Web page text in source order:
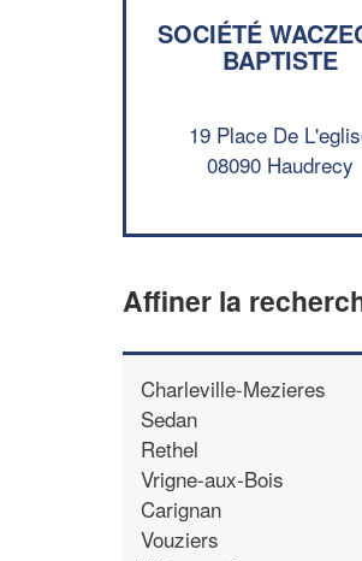
SOCIÉTÉ
BAPTISTE
19 Place De
08090 Haudrecy
Affiner la
Charleville-Mezieres
Sedan
Rethel
Vrigne-aux-Bois
Carignan
Vouziers